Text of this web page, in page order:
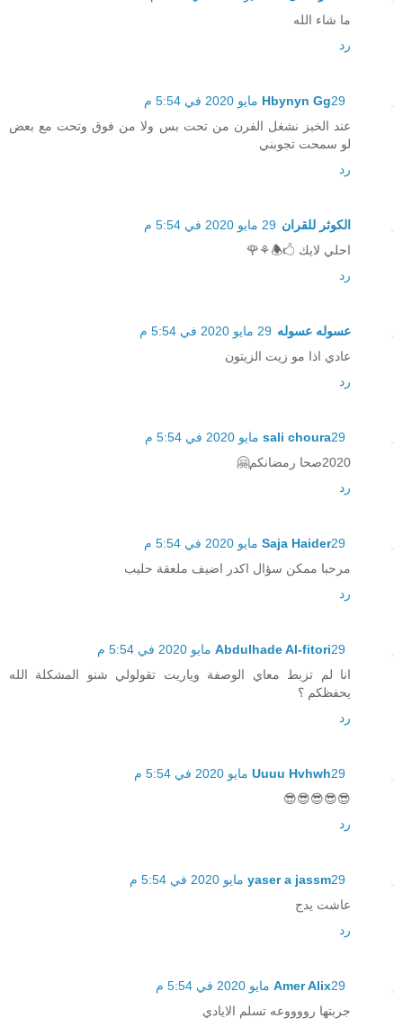
ما شاء الله
رد
Hbynyn Gg29 مايو 2020 في 5:54 م
عند الخبز نشغل الفرن من تحت بس ولا من فوق وتحت مع بعض
لو سمحت تجوبني
رد
الكوثر للقران 29 مايو 2020 في 5:54 م
احلي لايك 🖒🕭⚘🌹
رد
عسوله عسوله 29 مايو 2020 في 5:54 م
عادي اذا مو زيت الزيتون
رد
sali choura29 مايو 2020 في 5:54 م
2020صحا رمضانكم🤗
رد
Saja Haider29 مايو 2020 في 5:54 م
مرحبا ممكن سؤال اكدر اضيف ملعقة حليب
رد
Abdulhade Al-fitori29 مايو 2020 في 5:54 م
انا لم تزبط معاي الوصفة وياريت تقولولي شنو المشكلة الله
يحفظكم ؟
رد
Uuuu Hvhwh29 مايو 2020 في 5:54 م
😎😎😎😎😎
رد
yaser a jassm29 مايو 2020 في 5:54 م
عاشت يدج
رد
Amer Alix29 مايو 2020 في 5:54 م
جربتها رووووعه تسلم الايادي